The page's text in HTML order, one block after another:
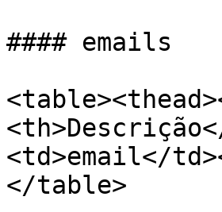
#### emails
<td>email</
</table>